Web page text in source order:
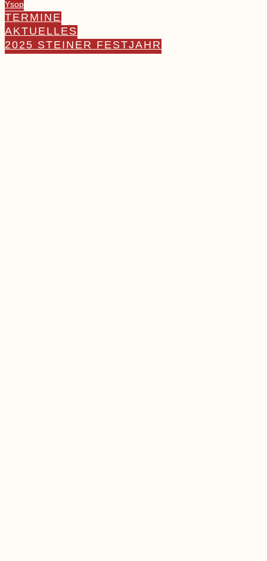
Ysop
TERMINE
AKTUELLES
2025 STEINER FESTJAHR